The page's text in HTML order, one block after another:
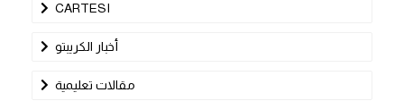
CARTESI
أخبار الكريبتو
مقالات تعليمية